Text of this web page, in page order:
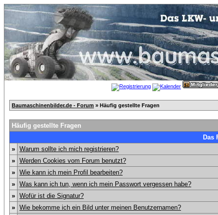
Baumaschinenbilder.de - Forum » Häufig gestellte Fragen
Häufig gestellte Fragen
Das
» Warum sollte ich mich registrieren?
» Werden Cookies vom Forum benutzt?
» Wie kann ich mein Profil bearbeiten?
» Was kann ich tun, wenn ich mein Passwort vergessen habe?
» Wofür ist die Signatur?
» Wie bekomme ich ein Bild unter meinen Benutzernamen?